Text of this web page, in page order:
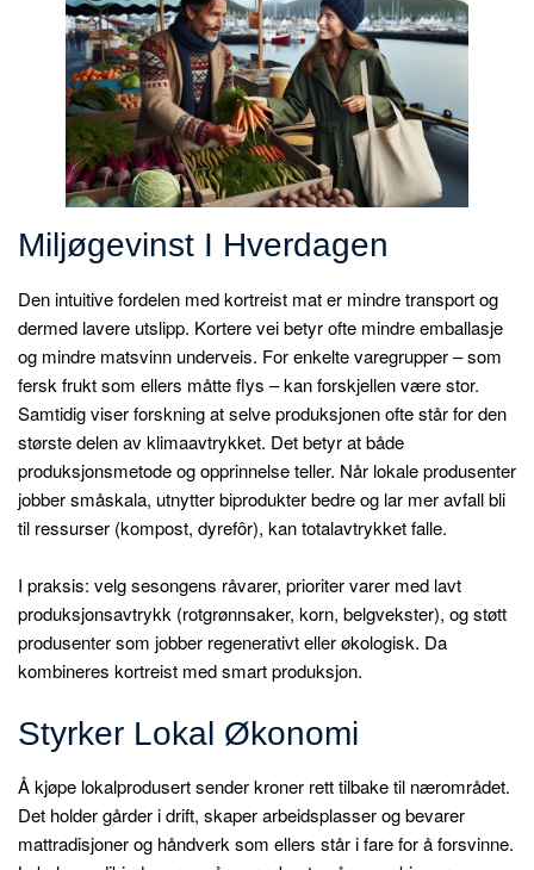
Miljøgevinst I Hverdagen
Den intuitive fordelen med kortreist mat er mindre transport og
dermed lavere utslipp. Kortere vei betyr ofte mindre emballasje
og mindre matsvinn underveis. For enkelte varegrupper – som
fersk frukt som ellers måtte flys – kan forskjellen være stor.
Samtidig viser forskning at selve produksjonen ofte står for den
største delen av klimaavtrykket. Det betyr at både
produksjonsmetode og opprinnelse teller. Når lokale produsenter
jobber småskala, utnytter biprodukter bedre og lar mer avfall bli
til ressurser (kompost, dyrefôr), kan totalavtrykket falle.
I praksis: velg sesongens råvarer, prioriter varer med lavt
produksjonsavtrykk (rotgrønnsaker, korn, belgvekster), og støtt
produsenter som jobber regenerativt eller økologisk. Da
kombineres kortreist med smart produksjon.
Styrker Lokal Økonomi
Å kjøpe lokalprodusert sender kroner rett tilbake til nærområdet.
Det holder gårder i drift, skaper arbeidsplasser og bevarer
mattradisjoner og håndverk som ellers står i fare for å forsvinne.